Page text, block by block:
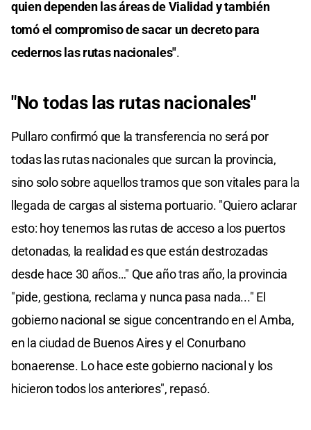
quien dependen las áreas de Vialidad y también
tomó el compromiso de sacar un decreto para
cedernos las rutas nacionales".
"No todas las rutas nacionales"
Pullaro confirmó que la transferencia no será por
todas las rutas nacionales que surcan la provincia,
sino solo sobre aquellos tramos que son vitales para la
llegada de cargas al sistema portuario. "Quiero aclarar
esto: hoy tenemos las rutas de acceso a los puertos
detonadas, la realidad es que están destrozadas
desde hace 30 años…" Que año tras año, la provincia
"pide, gestiona, reclama y nunca pasa nada..." El
gobierno nacional se sigue concentrando en el Amba,
en la ciudad de Buenos Aires y el Conurbano
bonaerense. Lo hace este gobierno nacional y los
hicieron todos los anteriores", repasó.